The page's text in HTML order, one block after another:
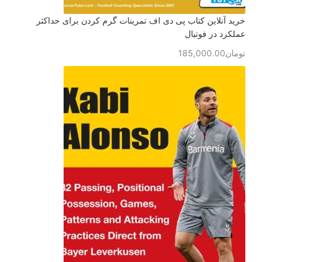
خرید آنلاین کتاب پی دی اف تمرینات گرم کردن برای حداکثر
عملکرد در فوتبال
تومان185,000.00